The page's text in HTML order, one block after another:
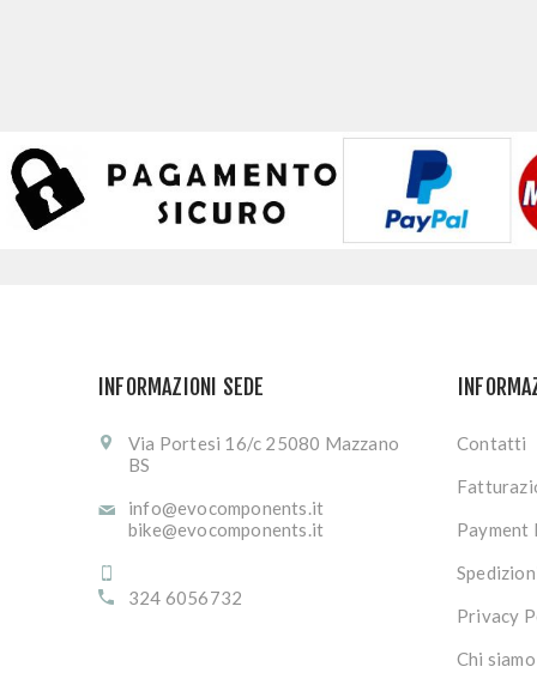
INFORMAZIONI SEDE
Via Portesi 16/c 25080 Mazzano
BS
info@evocomponents.it
bike@evocomponents.it
324 6056732
Contatti
Payment
Privacy
Chi siamo